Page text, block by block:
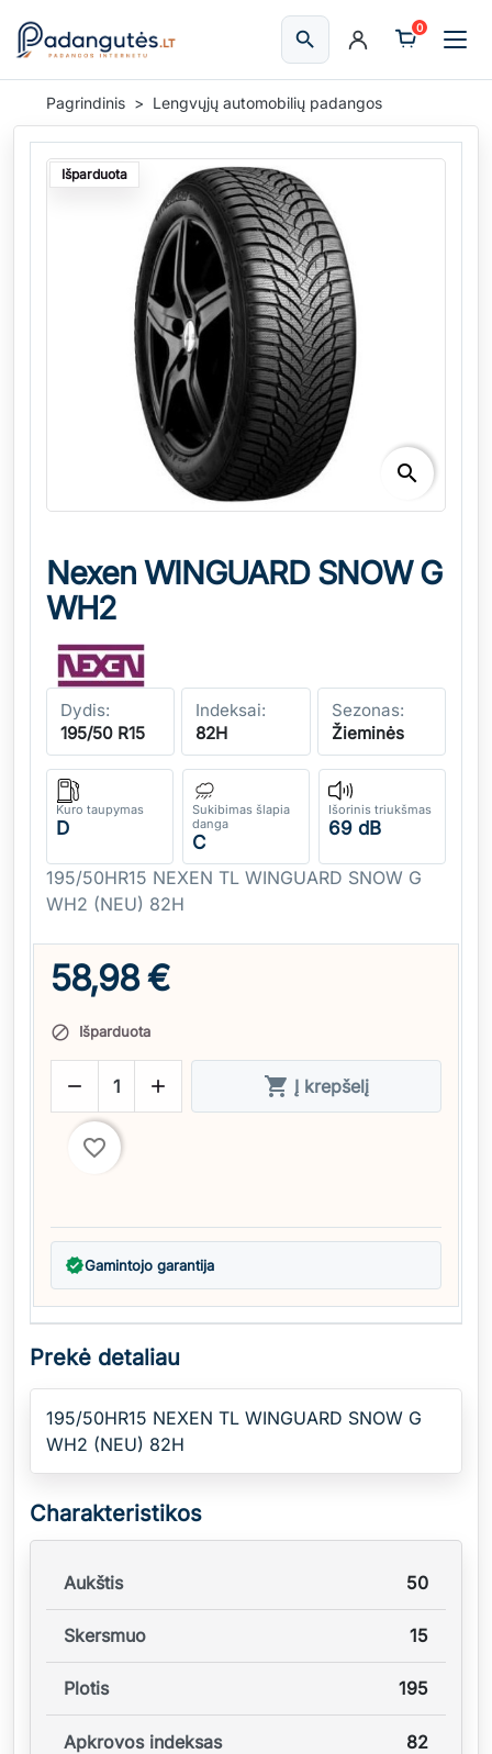
searchIeškoti
0
Pagrindinis Lengvųjų automobilių padangos
Išparduota
search
Nexen WINGUARD SNOW G
WH2
Dydis:
195/50 R15
Indeksai:
82H
Sezonas:
Žieminės
Kuro taupymas
D
Sukibimas šlapia
danga
C
Išorinis triukšmas
69 dB
195/50HR15 NEXEN TL WINGUARD SNOW G
WH2 (NEU) 82H
58,98 €
 Išparduota
   Į krepšelį
favorite_border
verifiedGamintojo garantija
Prekė detaliau
195/50HR15 NEXEN TL WINGUARD SNOW G
WH2 (NEU) 82H
Charakteristikos
Aukštis 50
Skersmuo 15
Plotis 195
Apkrovos indeksas 82